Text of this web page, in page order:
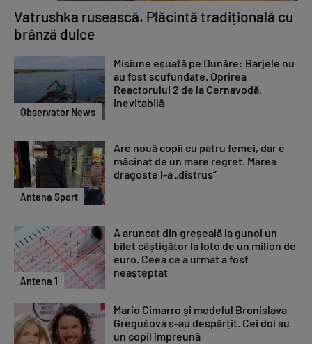
Vatrushka rusească. Plăcintă tradițională cu
brânză dulce
Observator News
Misiune eșuată pe Dunăre: Barjele nu
au fost scufundate. Oprirea
Reactorului 2 de la Cernavodă,
inevitabilă
Antena Sport
Are nouă copii cu patru femei, dar e
măcinat de un mare regret. Marea
dragoste l-a „distrus”
Antena 1
A aruncat din greșeală la gunoi un
bilet câștigător la loto de un milion de
euro. Ceea ce a urmat a fost
neașteptat
Mario Cimarro și modelul Bronislava
Gregušová s-au despărțit. Cei doi au
un copil împreună